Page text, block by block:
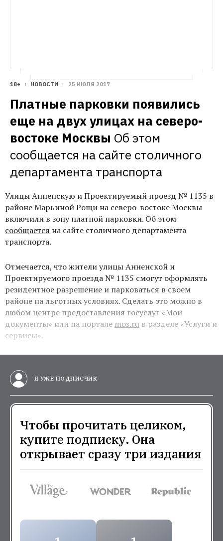
18+ НОВОСТИ 25 ИЮЛЯ 2017
Платные парковки появились
еще на двух улицах на северо-
востоке Москвы Об этом
сообщается на сайте столичного
департамента транспорта
Улицы Анненскую и Проектируемый проезд № 1135 в
районе Марьиной Рощи на северо-востоке Москвы
включили в зону платной парковки. Об этом
сообщается на сайте столичного департамента
транспорта.
Отмечается, что жители улицы Анненской и
Проектируемого проезда № 1135 смогут оформлять
резидентное разрешение и парковаться в своем
районе на льготных условиях. Сделать это можно в
любом центре предоставления госуслуг «Мои
документы» или на портале mos.ru в разделе «Услуги и
сервисы».
Я УЖЕ ПОДПИСЧИК
Чтобы прочитать целиком,
купите подписку. Она
открывает сразу три издания